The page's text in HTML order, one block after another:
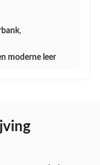
,
moderne leer